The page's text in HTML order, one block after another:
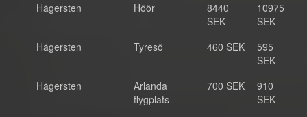
Hägersten
Höör
8440
SEK
10975
SEK
Hägersten
Tyresö 460 SEK
595
SEK
Hägersten
Arlanda
flygplats
700 SEK
910
SEK